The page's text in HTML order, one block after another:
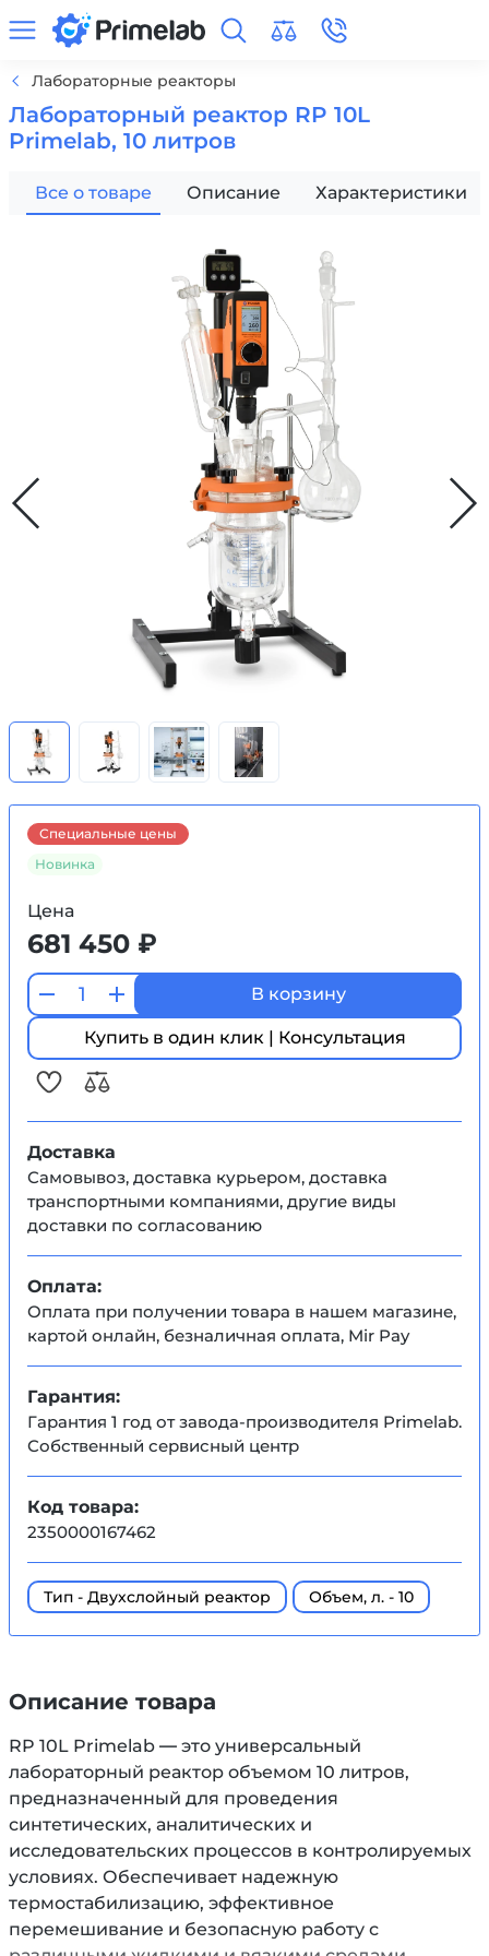
Лабораторные реакторы
Лабораторный реактор RP 10L
Primelab, 10 литров
Все о товаре Описание Характеристики
Специальные цены
Новинка
Цена
681 450 ₽
В корзину
Купить в один клик | Консультация
Доставка
Самовывоз, доставка курьером, доставка
транспортными компаниями, другие виды
доставки по согласованию
Оплата:
Оплата при получении товара в нашем магазине,
картой онлайн, безналичная оплата, Mir Pay
Гарантия:
Гарантия 1 год от завода-производителя Primelab.
Собственный сервисный центр
Код товара:
2350000167462
Тип - Двухслойный реактор Объем, л. - 10
Описание товара
RP 10L Primelab — это универсальный
лабораторный реактор объемом 10 литров,
предназначенный для проведения
синтетических, аналитических и
исследовательских процессов в контролируемых
условиях. Обеспечивает надежную
термостабилизацию, эффективное
перемешивание и безопасную работу с